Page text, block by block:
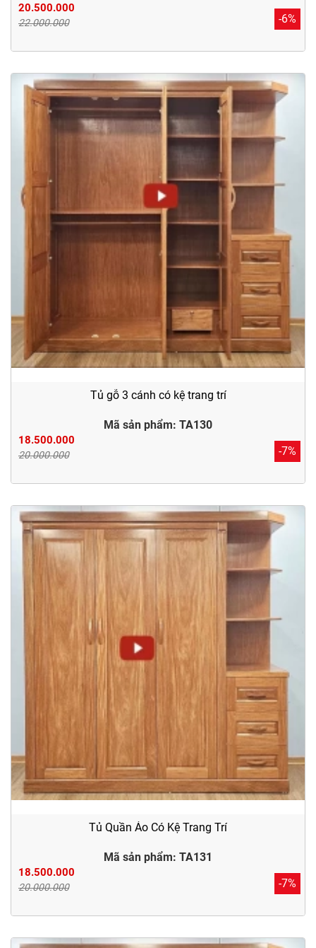
20.500.000
22.000.000 -6%
Tủ gỗ 3 cánh có kệ trang trí
Mã sản phẩm: TA130
18.500.000
20.000.000 -7%
Tủ Quần Áo Có Kệ Trang Trí
Mã sản phẩm: TA131
18.500.000
20.000.000 -7%